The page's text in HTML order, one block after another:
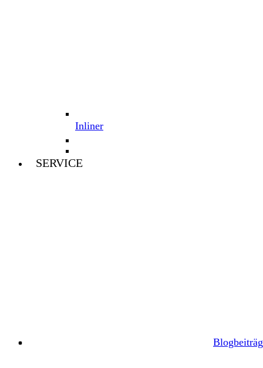
Inliner
SERVICE